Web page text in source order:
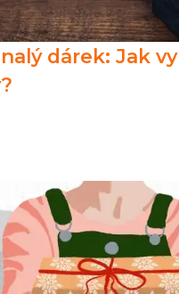
dárek: Jak